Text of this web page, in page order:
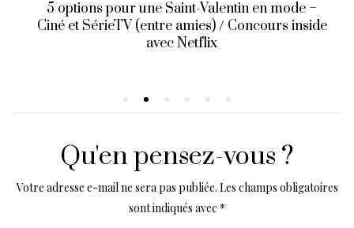
5 options pour une Saint-Valentin en mode –
Ciné et SérieTV (entre amies) / Concours inside
avec Netflix
Qu'en pensez-vous ?
Votre adresse e-mail ne sera pas publiée. Les champs obligatoires
sont indiqués avec *